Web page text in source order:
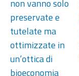
non vanno solo
preservate e
tutelate ma
ottimizzate in
un’ottica di
bioeconomia